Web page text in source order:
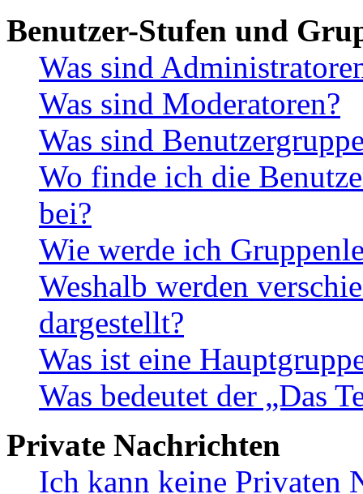
Benutzer-Stufen und
Was sind
Was sind Moderatoren?
Was sind
Wo finde ich die
bei?
Wie werde ich
Weshalb werden
dargestellt?
Was ist eine
Was bedeutet der „Das
Private Nachrichten
Ich kann keine Privaten